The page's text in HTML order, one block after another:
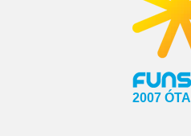
2007 ÓTA